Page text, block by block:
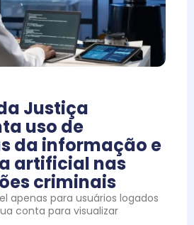
Justiça
uso de
da informação e
artificial nas
criminais
apenas para usuários logados
conta para visualizar